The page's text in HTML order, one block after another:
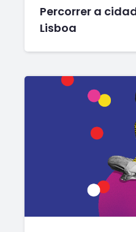
Percorrer a
Lisboa